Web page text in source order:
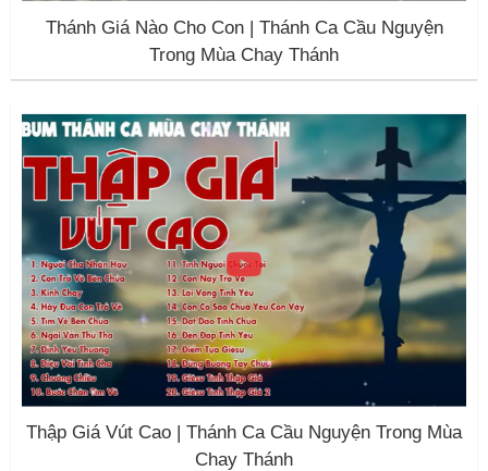
Thánh Giá Nào Cho Con | Thánh Ca Cầu Nguyện
Trong Mùa Chay Thánh
Thập Giá Vút Cao | Thánh Ca Cầu Nguyện Trong Mùa
Chay Thánh